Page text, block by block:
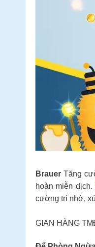
Brauer Tăng
hoàn miễn dịch.
cường trí nhớ,
GIAN HÀNG